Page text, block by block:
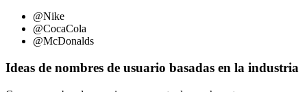
@Nike
@CocaCola
@McDonalds
Ideas de nombres de usuario basadas en la industria